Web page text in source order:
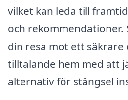
vilket kan leda till
och rekommendationer.
din resa mot ett säkrare
tilltalande hem med att
alternativ för stängsel